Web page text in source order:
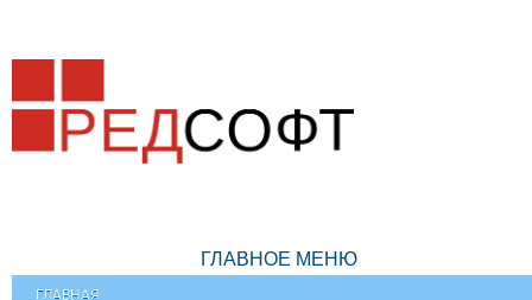
ГЛАВНОЕ МЕНЮ
ГЛАВНАЯ